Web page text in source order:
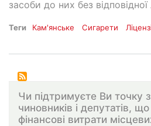
засоби до них без відповідної
Теги Кам'янське Сигарети
Чи підтримуєте Ви точку
чиновників і депутатів,
фінансові витрати